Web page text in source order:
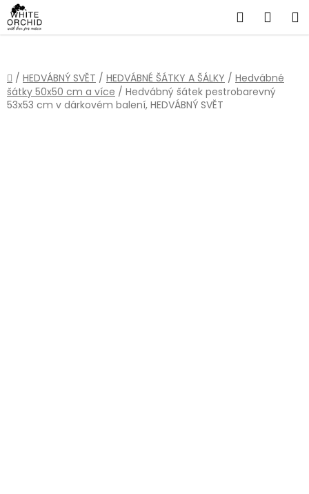
Přejít
na
obsah
Hledat
Domů
/ HEDVÁBNÝ SVĚT / HEDVÁBNÉ ŠÁTKY A ŠÁLKY / Hedvábné
šátky 50x50 cm a více / Hedvábný šátek pestrobarevný
53x53 cm v dárkovém balení, HEDVÁBNÝ SVĚT